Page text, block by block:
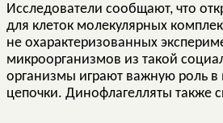
Исследователи сообщают, что
для клеток молекулярных
не охарактеризованных
микроорганизмов из такой
организмы играют важную роль
цепочки. Динофлагелляты также